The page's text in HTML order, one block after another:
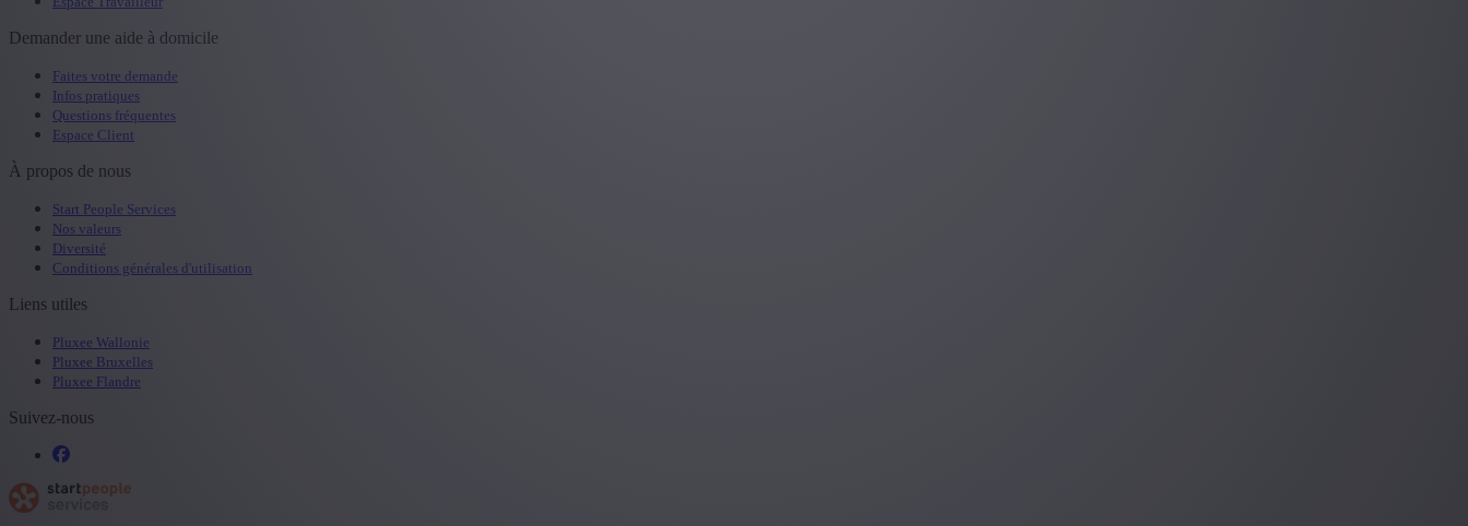
Demander une aide à domicile
Faites votre demande
Infos pratiques
Questions fréquentes
Espace Client
À propos de nous
Start People Services
Nos valeurs
Diversité
Conditions générales d'utilisation
Liens utiles
Pluxee Wallonie
Pluxee Bruxelles
Pluxee Flandre
Suivez-nous